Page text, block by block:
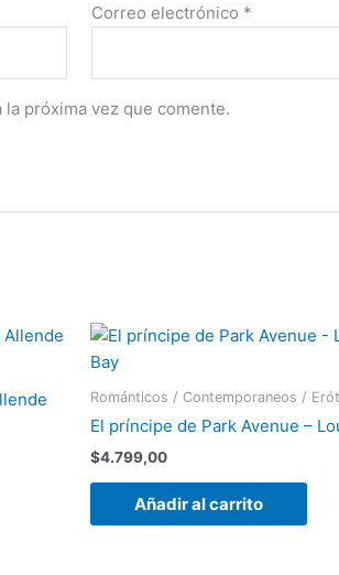
Correo electrónico *
próxima vez que comente.
Románticos / Contemporaneos /
El príncipe de Park Avenue –
$4.799,00
Añadir al carrito